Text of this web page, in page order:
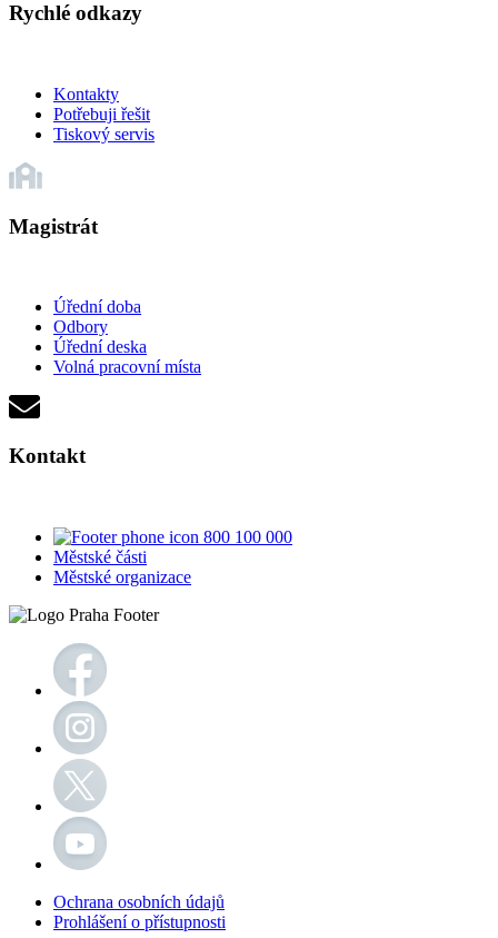
Rychlé odkazy
Kontakty
Potřebuji řešit
Tiskový servis
Magistrát
Úřední doba
Odbory
Úřední deska
Volná pracovní místa
Kontakt
800 100 000
Městské části
Městské organizace
Ochrana osobních údajů
Prohlášení o přístupnosti